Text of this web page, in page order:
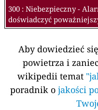
300 : Niebezpieczny -
doświadczyć
Aby dowiedzieć
powietrza i
wikipedii temat
poradnik o jakości